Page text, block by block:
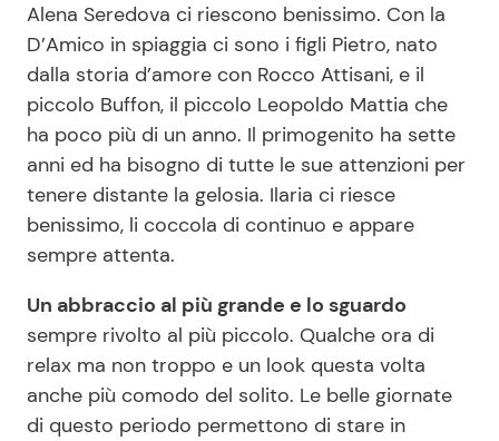
News benessere
Salute
Viaggi e Turismo
Festività
Primi Piatti
Ricette Facili e Veloci
Ricette Feste
Ricette per Bambini
Seguici
Alena Seredova ci riescono benissimo. Con la
D’Amico in spiaggia ci sono i figli Pietro, nato
dalla storia d’amore con Rocco Attisani, e il
piccolo Buffon, il piccolo Leopoldo Mattia che
ha poco più di un anno. Il primogenito ha sette
anni ed ha bisogno di tutte le sue attenzioni per
tenere distante la gelosia. Ilaria ci riesce
benissimo, li coccola di continuo e appare
sempre attenta.
Un abbraccio al più grande e lo sguardo
sempre rivolto al più piccolo. Qualche ora di
relax ma non troppo e un look questa volta
anche più comodo del solito. Le belle giornate
di questo periodo permettono di stare in